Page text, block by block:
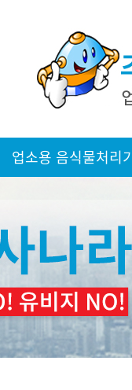
업소용 음식물처리